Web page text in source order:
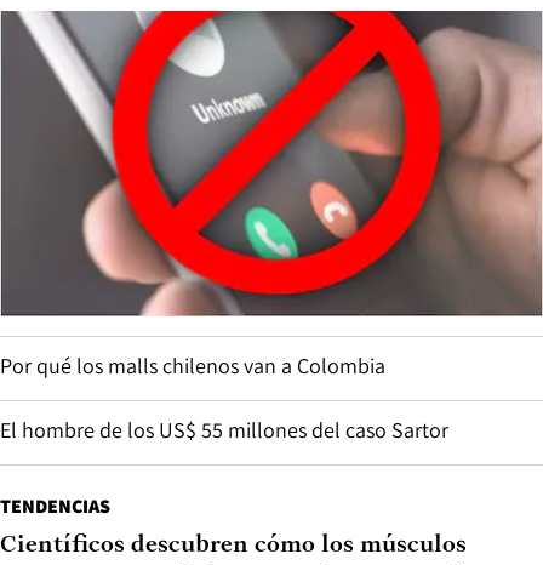
Por qué los malls chilenos van a Colombia
El hombre de los US$ 55 millones del caso Sartor
TENDENCIAS
Científicos descubren cómo los músculos